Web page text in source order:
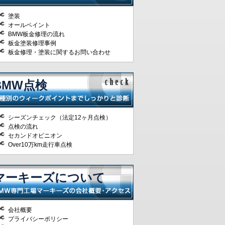
塗装
オールペイント
BMW板金修理の流れ
板金塗装修理事例
板金修理・塗装に関するお問い合わせ
点検
シーズンチェック（法定12ヶ月点検）
点検の流れ
セカンドオピニオン
Over10万km走行車点検
ーキーズについて
会社概要
プライバシーポリシー